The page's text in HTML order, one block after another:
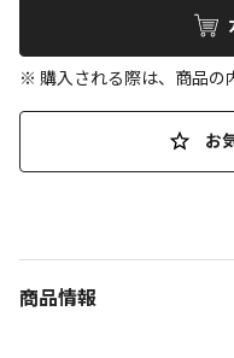
※ 購入される際は、商品の
お
商品情報